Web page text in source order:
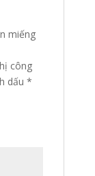
miếng
công
dấu *